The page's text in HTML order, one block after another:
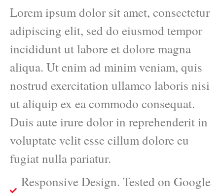
Lorem ipsum dolor sit amet, consectetur
adipiscing elit, sed do eiusmod tempor
incididunt ut labore et dolore magna
aliqua. Ut enim ad minim veniam, quis
nostrud exercitation ullamco laboris nisi
ut aliquip ex ea commodo consequat.
Duis aute irure dolor in reprehenderit in
voluptate velit esse cillum dolore eu
fugiat nulla pariatur.
Responsive Design. Tested on Google